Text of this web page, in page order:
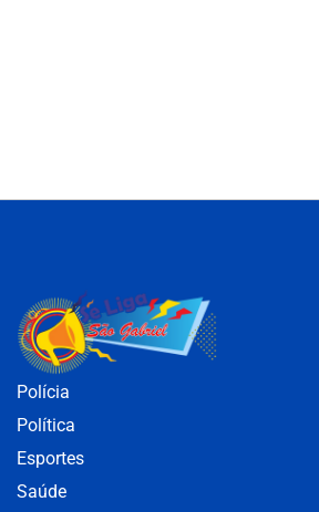
Polícia
Política
Esportes
Saúde